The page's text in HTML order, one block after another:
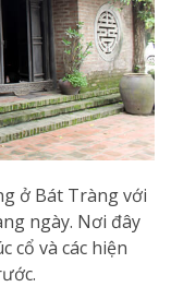
ở Bát Tràng với
ngày. Nơi đây
cổ và các hiện